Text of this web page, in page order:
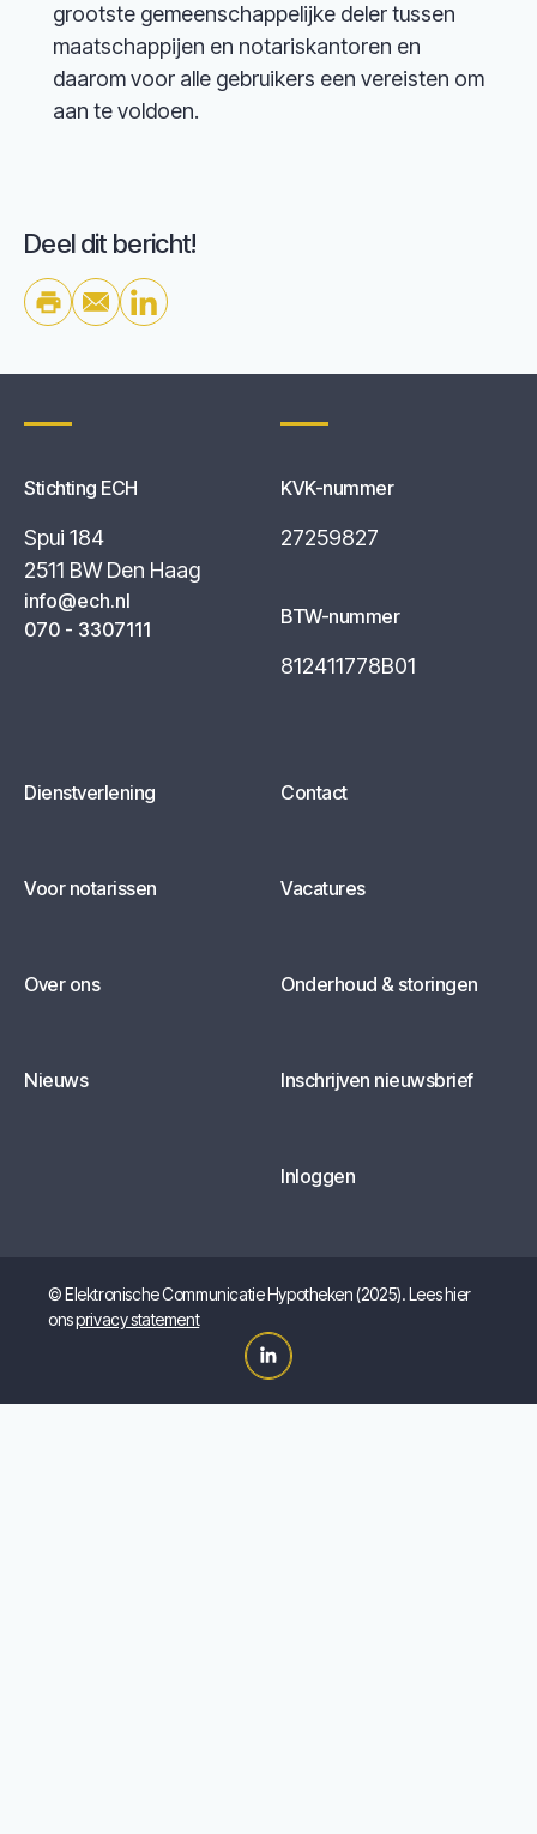
grootste gemeenschappelijke deler tussen
maatschappijen en notariskantoren en
daarom voor alle gebruikers een vereisten om
aan te voldoen.
Deel dit bericht!
Stichting ECH
Spui 184
2511 BW Den Haag
info@ech.nl
070 - 3307111
KVK-nummer
27259827
BTW-nummer
812411778B01
Dienstverlening
Voor notarissen
Over ons
Nieuws
Contact
Vacatures
Onderhoud & storingen
Inschrijven nieuwsbrief
Inloggen
© Elektronische Communicatie Hypotheken (2025). Lees hier
onsprivacy statement